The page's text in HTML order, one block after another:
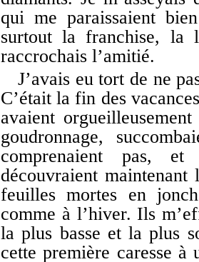
qui me paraissaient
surtout la franchise, la
raccrochais l’amitié.
J’avais eu tort de ne
C’était la fin des
avaient
goudronnage,
comprenaient pas,
découvraient
feuilles mortes en
comme à l’hiver. Ils
la plus basse et la plus
cette première caresse à